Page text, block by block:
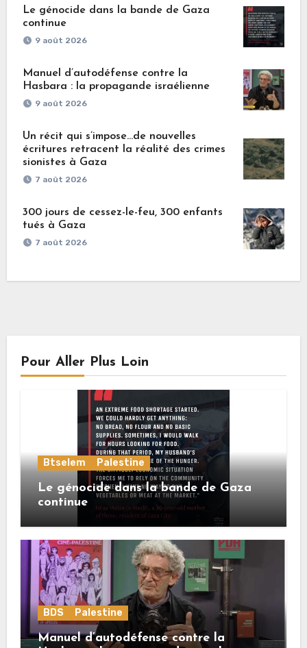
Le génocide dans la bande de Gaza
continue
9 août 2026
Manuel d’autodéfense contre la
Hasbara : la propagande israélienne
9 août 2026
Un récit qui s’impose…de nouvelles
écritures retracent la réalité des crimes
sionistes à Gaza
7 août 2026
300 jours de cessez-le-feu, 300 enfants
tués à Gaza
7 août 2026
Pour Aller Plus Loin
Btselem Palestine
Le génocide dans la bande de Gaza
continue
BDS Palestine
Manuel d’autodéfense contre la